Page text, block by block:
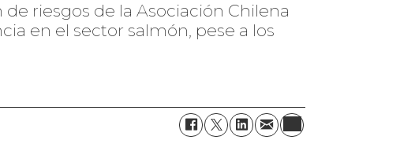
riesgos de la Asociación Chilena
en el sector salmón, pese a los